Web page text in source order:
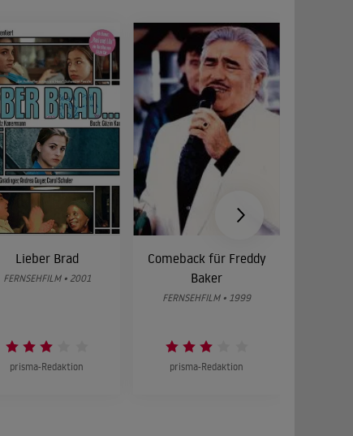
Lieber Brad
FERNSEHFILM • 2001
prisma-Redaktion
Comeback für Freddy
Baker
FERNSEHFILM • 1999
prisma-Redaktion